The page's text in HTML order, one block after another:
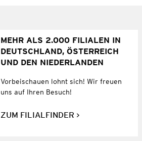
MEHR ALS 2.000 FILIALEN IN
DEUTSCHLAND, ÖSTERREICH
UND DEN NIEDERLANDEN
Vorbeischauen lohnt sich! Wir freuen
uns auf Ihren Besuch!
ZUM FILIALFINDER